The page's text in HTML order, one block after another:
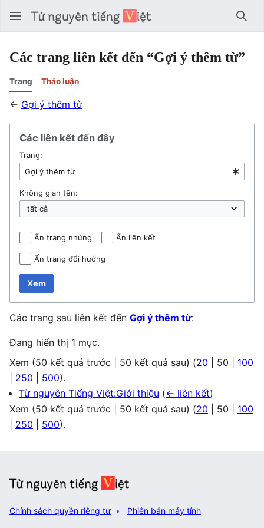
Tìm
Các trang liên kết đến “Gợi ý thêm từ”
Trang Thảo luận
← Gợi ý thêm từ
Các liên kết đến đây
Trang:
Không gian tên:
Ẩn trang nhúng Ẩn liên kết
Ẩn trang đổi hướng
Xem
Các trang sau liên kết đến Gợi ý thêm từ:
Đang hiển thị 1 mục.
Xem (50 kết quả trước 50 kết quả sau) (20 50
100
250 500).
Từ nguyên Tiếng Việt:Giới thiệu (← liên kết)
Xem (50 kết quả trước 50 kết quả sau) (20 50
100
250 500).
Chính sách quyền riêng tư Phiên bản máy tính